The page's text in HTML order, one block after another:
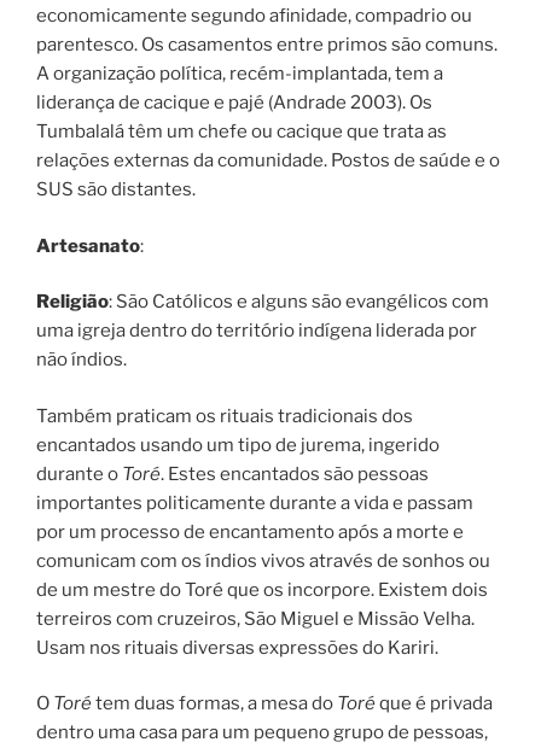
economicamente segundo afinidade, compadrio ou
parentesco. Os casamentos entre primos são comuns.
A organização política, recém-implantada, tem a
liderança de cacique e pajé (Andrade 2003). Os
Tumbalalá têm um chefe ou cacique que trata as
relações externas da comunidade. Postos de saúde e o
SUS são distantes.
Artesanato:
Religião: São Católicos e alguns são evangélicos com
uma igreja dentro do território indígena liderada por
não índios.
Também praticam os rituais tradicionais dos
encantados usando um tipo de jurema, ingerido
durante o Toré. Estes encantados são pessoas
importantes politicamente durante a vida e passam
por um processo de encantamento após a morte e
comunicam com os índios vivos através de sonhos ou
de um mestre do Toré que os incorpore. Existem dois
terreiros com cruzeiros, São Miguel e Missão Velha.
Usam nos rituais diversas expressões do Kariri.
O Torétem duas formas, a mesa do Toréque é privada
dentro uma casa para um pequeno grupo de pessoas,